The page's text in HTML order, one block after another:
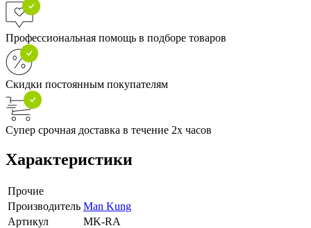
Профессиональная помощь в подборе товаров
Скидки постоянным покупателям
Супер срочная доставка в течение 2х часов
Характеристики
Прочие
Производитель Man Kung
Артикул
MK-RA